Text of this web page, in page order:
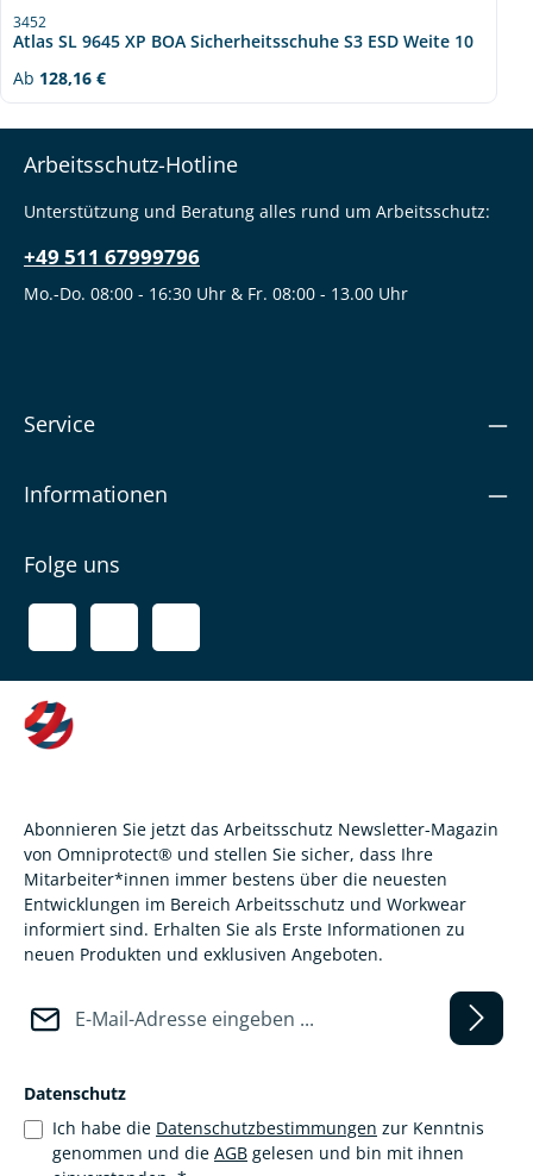
3452
Atlas SL 9645 XP BOA Sicherheitsschuhe S3 ESD Weite 10
Regulärer Preis:
Ab 128,16 €
Arbeitsschutz-Hotline
Unterstützung und Beratung alles rund um Arbeitsschutz:
+49 511 67999796
Mo.-Do. 08:00 - 16:30 Uhr & Fr. 08:00 - 13.00 Uhr
Service
Informationen
Folge uns
Abonnieren Sie jetzt das Arbeitsschutz Newsletter-Magazin
von Omniprotect® und stellen Sie sicher, dass Ihre
Mitarbeiter*innen immer bestens über die neuesten
Entwicklungen im Bereich Arbeitsschutz und Workwear
informiert sind. Erhalten Sie als Erste Informationen zu
neuen Produkten und exklusiven Angeboten.
Datenschutz
Ich habe die Datenschutzbestimmungen zur Kenntnis
genommen und die AGB gelesen und bin mit ihnen